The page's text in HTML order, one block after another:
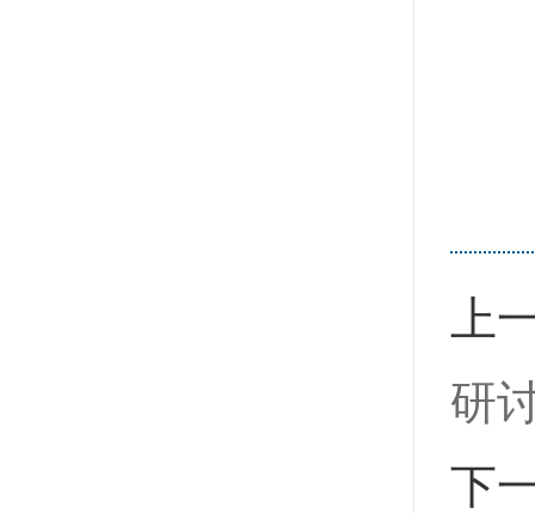
上
研
下